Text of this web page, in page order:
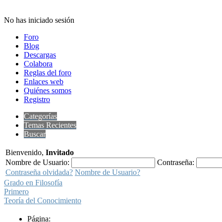
No has iniciado sesión
Foro
Blog
Descargas
Colabora
Reglas del foro
Enlaces web
Quiénes somos
Registro
Categorías
Temas Recientes
Buscar
Bienvenido, Invitado
Nombre de Usuario:
Contraseña:
Contraseña olvidada? Nombre de Usuario?
Grado en Filosofía
Primero
Teoría del Conocimiento
Página: